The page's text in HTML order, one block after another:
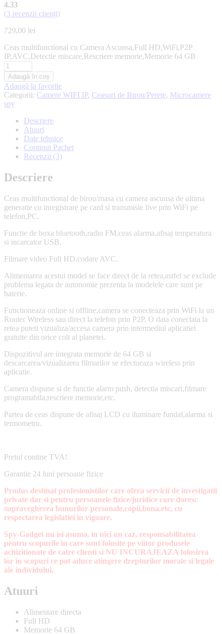
4.33
(3 recenzii clienți)
729,00 lei
Ceas multifunctional cu Camera Ascunsa,Full HD,WiFi,P2P
IP,AVC,Detectie miscare,Rescriere memorie,Memorie 64 GB
Adaugă în coș
Adaugă la favorite
Categorii: Camere WIFI IP, Ceasuri de Birou/Perete, Microcamere
spy
Descriere
Atuuri
Date tehnice
Continut Pachet
Recenzii (3)
Descriere
Ceas multifunctional de birou/masa cu camera ascunsa de ultima
generatie cu inregistrare pe card si transmisie live prin WiFi pe
telefon,PC.
Functie de boxa bluetooth,radio FM,ceas alarma,afisaj temperatura
si incarcator USB.
Filmare video Full HD,codare AVC.
Alimentarea acestui model se face direct de la retea,astfel se exclude
problema legata de autonomie prezenta la modelele care sunt pe
baterie.
Functioneaza online si offline,camera se conecteaza prin WiFi la un
Router Wireless sau direct la telefon prin P2P. O data conectata la
retea puteti vizualiza/accesa camera prin intermediul aplicatiei
gratuite din orice colt al planetei.
Dispozitivul are integrata memorie de 64 GB si
descarcarea/vizualizarea filmarilor se efectueaza wireless prin
aplicatie.
Camera dispune si de functie alarm push, detectia miscari,filmare
programabila,rescriere memorie,etc.
Partea de ceas dispune de afisaj LCD cu iluminare fundal,alarma si
termometru.
Pretul contine TVA!
Garantie 24 luni persoane fizice
Produs destinat profesionistilor care ofera servicii de investigatii
private dar si pentru persoanele fizice/juridice care doresc
supravegherea bunurilor personale,copii,bona,etc, cu
respectarea legislatiei in vigoare.
Spy-Gadget nu isi asuma, in nici un caz, responsabilitatea
pentru scopurile in care sunt folosite pe viitor produsele
achizitionate de catre clienti si NU INCURAJEAZA folosirea
lor in scopuri ce pot aduce atingere drepturilor morale si legale
ale individului.
Atuuri
Alimentare directa
Full HD
Memorie 64 GB